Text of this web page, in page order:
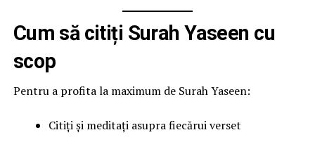
Cum să citiți Surah Yaseen cu
scop
Pentru a profita la maximum de Surah Yaseen:
Citiți și meditați asupra fiecărui verset